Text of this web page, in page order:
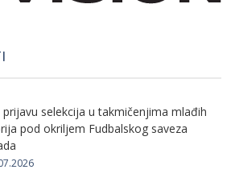
prijavu selekcija u takmičenjima mlađih
pod okriljem Fudbalskog saveza